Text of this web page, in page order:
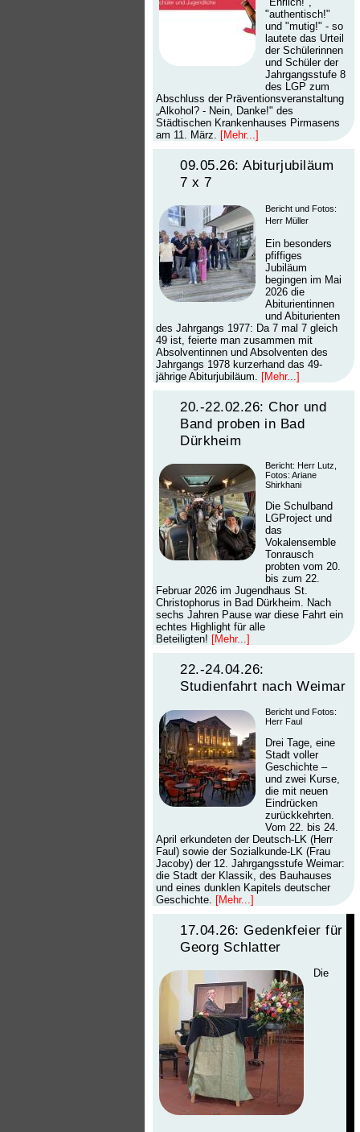
"authentisch!"
und "mutig!" - so
lautete das Urteil
der Schülerinnen
und Schüler der
Jahrgangsstufe 8
des LGP zum
Abschluss der Präventionsveranstaltung
„Alkohol? - Nein, Danke!" des
Städtischen Krankenhauses Pirmasens
am 11. März.
[Mehr...]
09.05.26: Abiturjubiläum
7 x 7
Bericht und Fotos:
Herr Müller
Ein besonders
pfiffiges
Jubiläum
begingen im Mai
2026 die
Abiturientinnen
und Abiturienten
des Jahrgangs 1977: Da 7 mal 7 gleich
49 ist, feierte man zusammen mit
Absolventinnen und Absolventen des
Jahrgangs 1978 kurzerhand das 49-
jährige Abiturjubiläum. [Mehr...]
20.-22.02.26: Chor und
Band proben in Bad
Dürkheim
Bericht: Herr Lutz,
Fotos: Ariane
Shirkhani
Die Schulband
LGProject und
das
Vokalensemble
Tonrausch
probten vom 20.
bis zum 22.
Februar 2026 im Jugendhaus St.
Christophorus in Bad Dürkheim. Nach
sechs Jahren Pause war diese Fahrt ein
echtes Highlight für alle
Beteiligten! [Mehr...]
22.-24.04.26:
Studienfahrt nach Weimar
Bericht und Fotos:
Herr Faul
Drei Tage, eine
Stadt voller
Geschichte –
und zwei Kurse,
die mit neuen
Eindrücken
zurückkehrten.
Vom 22. bis 24.
April erkundeten der Deutsch-LK (Herr
Faul) sowie der Sozialkunde-LK (Frau
Jacoby) der 12. Jahrgangsstufe Weimar:
die Stadt der Klassik, des Bauhauses
und eines dunklen Kapitels deutscher
Geschichte. [Mehr...]
17.04.26: Gedenkfeier für
Georg Schlatter
Die